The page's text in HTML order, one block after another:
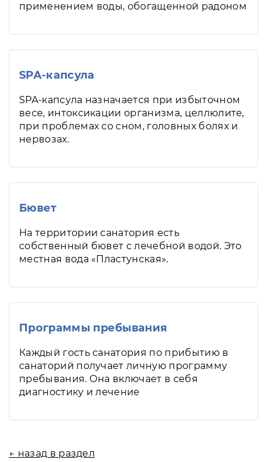
применением воды, обогащенной радоном
SPA-капсула
SPA-капсула назначается при избыточном
весе, интоксикации организма, целлюлите,
при проблемах со сном, головных болях и
нервозах.
Бювет
На территории санатория есть
собственный бювет с лечебной водой. Это
местная вода «Пластунская».
Программы пребывания
Каждый гость санатория по прибытию в
санаторий получает личную программу
пребывания. Она включает в себя
диагностику и лечение
← назад в раздел